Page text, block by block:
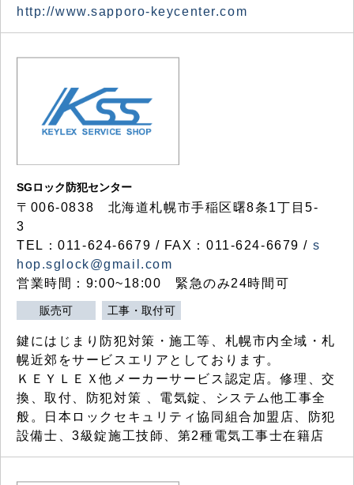
http://www.sapporo-keycenter.com
SGロック防犯センター
〒006-0838 北海道札幌市手稲区曙8条1丁目5-
3
TEL：011-624-6679 / FAX：011-624-6679 / s
hop.sglock@gmail.com
営業時間：9:00~18:00 緊急のみ24時間可
販売可 工事・取付可
鍵にはじまり防犯対策・施工等、札幌市内全域・札
幌近郊をサービスエリアとしております。
ＫＥＹＬＥＸ他メーカーサービス認定店。修理、交
換、取付、防犯対策 、電気錠、システム他工事全
般。日本ロックセキュリティ協同組合加盟店、防犯
設備士、3級錠施工技師、第2種電気工事士在籍店